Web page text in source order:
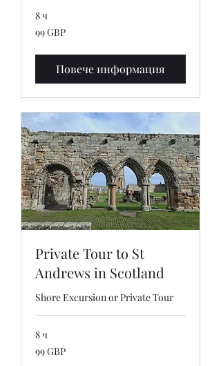
8 ч
британски
99 GBP
Повече информация
Private Tour to St
Andrews in Scotland
Shore Excursion or Private Tour
8 ч
британски
99 GBP